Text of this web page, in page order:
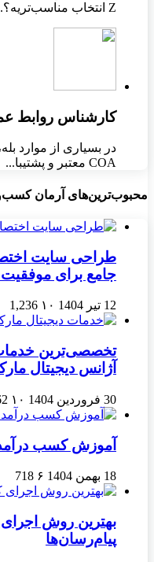
Z انتخاب مناسب‌تریه؟...
کارشناس روابط
در بسیاری از موارد
COA معتبر و پشتیبا...
محبوب‌ترین‌های آرمان
طراحی سایت
جامع برای موفقیت
12 تیر 1404 ۱۰ 1,236
تخصصی‌ترین خدمات
آژانس دیجیتال
30 فروردین 1404 ۱۰
آموزش کسب درآمد
18 بهمن 1404 ۶ 718
بهترین روش اجرای
پیام‌رسان‌ها